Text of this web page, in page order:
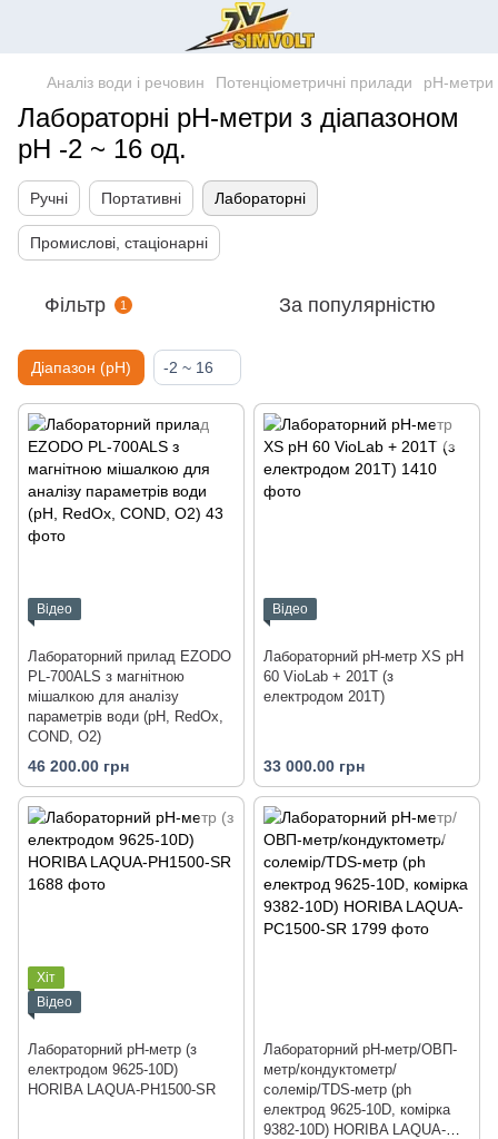
Аналіз води і речовин Потенціометричні прилади pH-метри
Лабораторні pH-метри з діапазоном
pH -2 ~ 16 од.
Ручні Портативні Лабораторні
Промислові, стаціонарні
Фільтр 1 За популярністю
Діапазон (pH) -2 ~ 16
Відео
Лабораторний прилад EZODO
PL-700ALS з магнітною
мішалкою для аналізу
параметрів води (рН, RedOx,
COND, O2)
46 200.00 грн
Відео
Лабораторний pH-метр XS pH
60 VioLab + 201T (з
електродом 201T)
33 000.00 грн
Хіт
Відео
Лабораторний pH-метр (з
електродом 9625-10D)
HORIBA LAQUA-PH1500-SR
Лабораторний pH-метр/ОВП-
метр/кондуктометр/
солемір/TDS-метр (ph
електрод 9625‐10D, комірка
9382‐10D) HORIBA LAQUA-